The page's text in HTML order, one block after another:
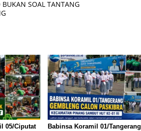
SOAL TANTANG
05/Ciputat
Babinsa Koramil 01/Tangerang